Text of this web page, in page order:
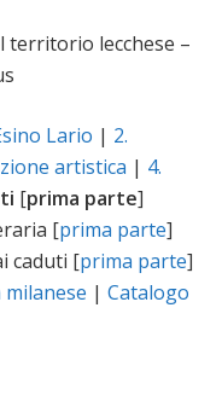
territorio lecchese –
Lario | 2.
artistica | 4.
[prima parte]
[prima parte]
caduti [prima parte]
milanese | Catalogo